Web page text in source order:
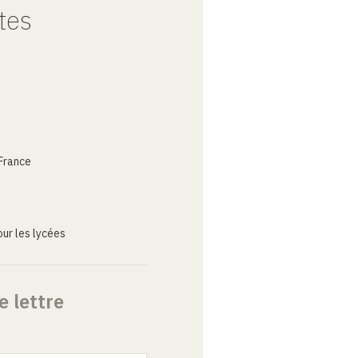
les lycées
lettre